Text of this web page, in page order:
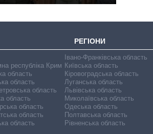
РЕГІОНИ
республіка Крим
область
область
область
область
область
область
область
Івано-Франківська область
Київська область
Кіровоградська область
Луганська область
Львівська область
Миколаївська область
Одеська область
Полтавська область
Рівненська область